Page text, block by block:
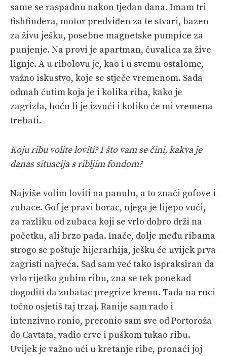
same se raspadnu nakon tjedan dana. Imam tri
fishfindera, motor predviđen za te stvari, bazen
za živu ješku, posebne magnetske pumpice za
punjenje. Na provi je apartman, čuvalica za žive
lignje. A u ribolovu je, kao i u svemu ostalome,
važno iskustvo, koje se stječe vremenom. Sada
odmah ćutim koja je i kolika riba, kako je
zagrizla, hoću li je izvući i koliko će mi vremena
trebati.
Koju ribu volite loviti? I što vam se čini, kakva je
danas situacija s ribljim fondom?
Najviše volim loviti na panulu, a to znači gofove i
zubace. Gof je pravi borac, njega je lijepo vući,
za razliku od zubaca koji se vrlo dobro drži na
početku, ali brzo pada. Inače, dolje među ribama
strogo se poštuje hijerarhija, ješku će uvijek prva
zagristi najveća. Sad sam već tako ispraksiran da
vrlo rijetko gubim ribu, zna se tek ponekad
dogoditi da zubatac pregrize krenu. Tada na ruci
točno osjetiš taj trzaj. Ranije sam rado i
intenzivno ronio, preronio sam sve od Portoroža
do Cavtata, vadio crve i puškom tukao ribu.
Uvijek je važno ući u kretanje ribe, pronaći joj